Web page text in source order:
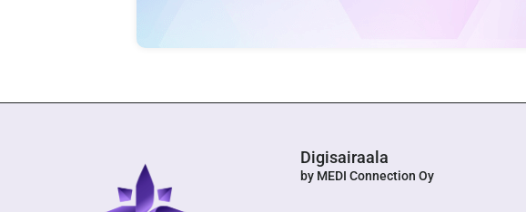
Digisairaala
by MEDI Connection Oy